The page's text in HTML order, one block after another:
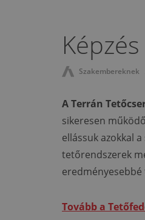
Képzés
Szakembereknek
A Terrán
sikeresen
ellássuk azokkal
tetőrendszerek
Tovább a